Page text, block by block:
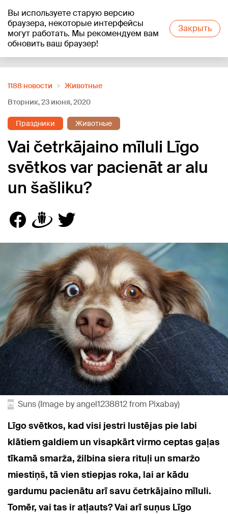
Вы используете старую версию
браузера, некоторые интерфейсы
могут работать. Мы рекомендуем вам
обновить ваш браузер!
Закрыть
+18°C
1188 новости
Животные
Вторник, 23 июня, 2020
Праздники Животные
Vai četrkājaino mīluli Līgo
svētkos var pacienāt ar alu
un šašliku?
Suns (Image by angel1238812 from Pixabay)
Līgo svētkos, kad visi jestri lustējas pie labi
klātiem galdiem un visapkārt virmo ceptas gaļas
tīkamā smarža, žilbina siera rituļi un smaržo
miestiņš, tā vien stiepjas roka, lai ar kādu
gardumu pacienātu arī savu četrkājaino mīluli.
Tomēr, vai tas ir atļauts? Vai arī suņus Līgo